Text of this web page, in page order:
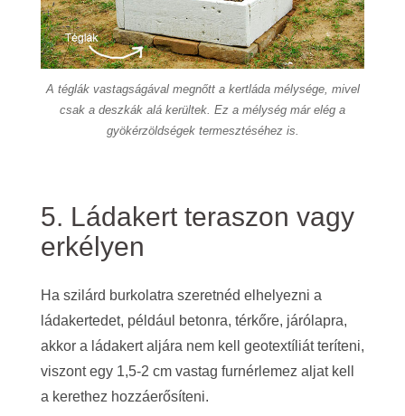
A téglák vastagságával megnőtt a kertláda mélysége, mivel
csak a deszkák alá kerültek. Ez a mélység már elég a
gyökérzöldségek termesztéséhez is.
5. Ládakert teraszon vagy
erkélyen
Ha szilárd burkolatra szeretnéd elhelyezni a
ládakertedet, például betonra, térkőre, járólapra,
akkor a ládakert aljára nem kell geotextíliát teríteni,
viszont egy 1,5-2 cm vastag furnérlemez aljat kell
a kerethez hozzáerősíteni.